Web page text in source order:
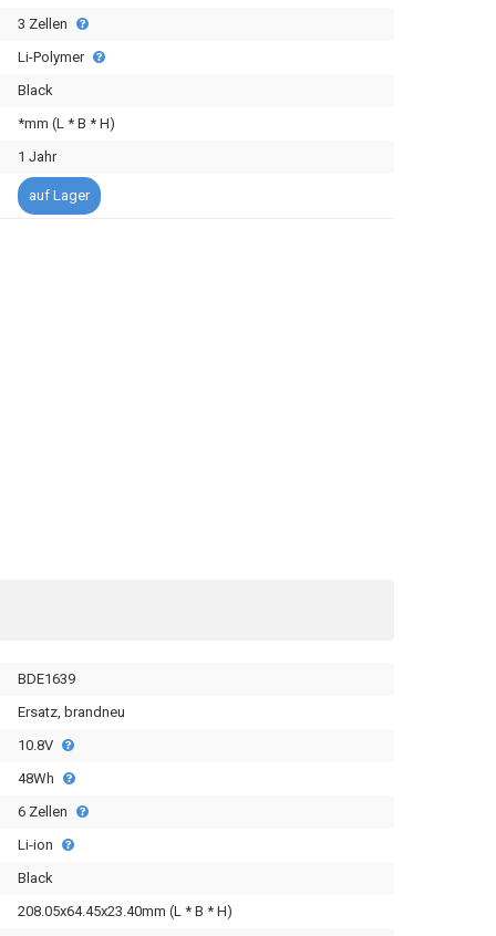
3 Zellen
Li-Polymer
Black
*mm (L * B * H)
1 Jahr
auf Lager
BDE1639
Ersatz, brandneu
10.8V
48Wh
6 Zellen
Li-ion
Black
208.05x64.45x23.40mm (L * B * H)